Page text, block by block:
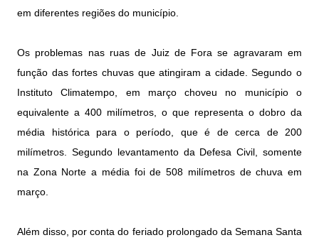
em diferentes regiões do município.
Os problemas nas ruas de Juiz de Fora se agravaram em
função das fortes chuvas que atingiram a cidade. Segundo o
Instituto Climatempo, em março choveu no município o
equivalente a 400 milímetros, o que representa o dobro da
média histórica para o período, que é de cerca de 200
milímetros. Segundo levantamento da Defesa Civil, somente
na Zona Norte a média foi de 508 milímetros de chuva em
março.
Além disso, por conta do feriado prolongado da Semana Santa